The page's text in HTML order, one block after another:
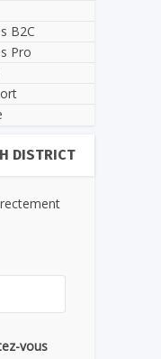
B2C
Pro
DISTRICT
vous